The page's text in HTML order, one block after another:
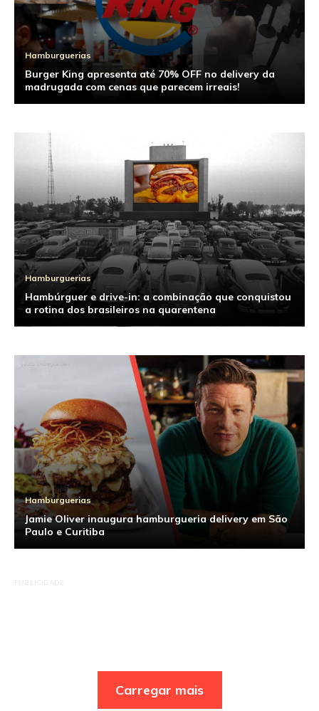
Hamburguerias
Burger King apresenta até 70% OFF no delivery da
madrugada com cenas que parecem irreais!
Hamburguerias
Hambúrguer e drive-in: a combinação que conquistou
a rotina dos brasileiros na quarentena
Hamburguerias
Jamie Oliver inaugura hamburgueria delivery em São
Paulo e Curitiba
PUBLICIDADE
Carregar mais